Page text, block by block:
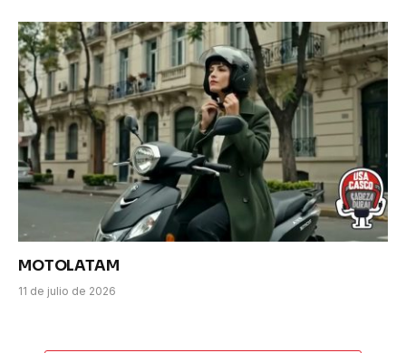
MOTOLATAM
11 de julio de 2026